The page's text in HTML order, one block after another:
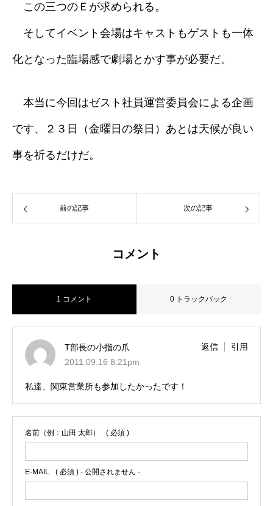
この三つのＥが求められる。
そしてイベント会場はキャストもゲストも一体
化となった臨場感で劇場とかす事が必要だ。
本当に今回はゼスト社員運営委員会による企画
です、２３日（金曜日の祭日）あとは天候が良い
事を祈るだけだ。
前の記事 次の記事
コメント
1 コメント 0 トラックバック
T部長の小指の爪
2011.09.16 8:21pm
返信 引用
私達、関東営業所も参加したかったです！
名前（例：山田 太郎） ( 必須 )
E-MAIL ( 必須 ) - 公開されません -